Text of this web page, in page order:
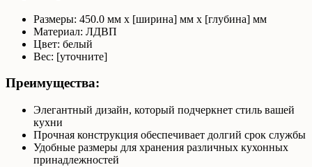
Размеры: 450.0 мм x [ширина] мм x [глубина] мм
Материал: ЛДВП
Цвет: белый
Вес: [уточните]
Преимущества:
Элегантный дизайн, который подчеркнет стиль вашей
кухни
Прочная конструкция обеспечивает долгий срок службы
Удобные размеры для хранения различных кухонных
принадлежностей